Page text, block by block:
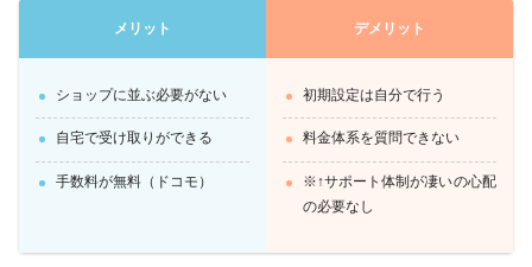
メリット
ショップに並ぶ必要がない
自宅で受け取りができる
手数料が無料（ドコモ）
デメリット
初期設定は自分で行う
料金体系を質問できない
※↑サポート体制が凄いの心配
の必要なし